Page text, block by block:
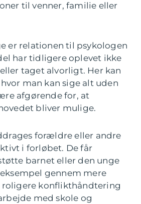
til venner, familie eller
er relationen til psykologen
har tidligere oplevet ikke
taget alvorligt. Her kan
man kan sige alt uden
afgørende for, at
bliver mulige.
forældre eller andre
i forløbet. De får
barnet eller den unge
gennem mere
konflikthåndtering
med skole og